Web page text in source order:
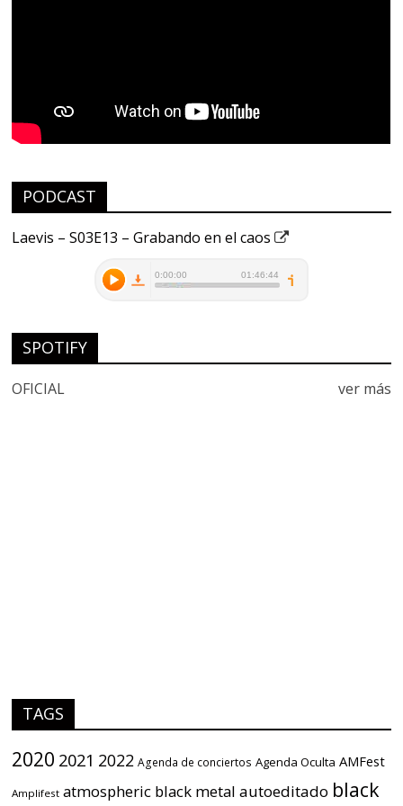
PODCAST
Laevis – S03E13 – Grabando en el caos
SPOTIFY
ver más
OFICIAL
TAGS
2020 2021 2022 Agenda de conciertos Agenda Oculta AMFest
Amplifest atmospheric black metal autoeditado black